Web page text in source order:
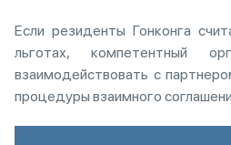
Если резиденты Гонконга
льготах, компетентный
взаимодействовать с
процедуры взаимного